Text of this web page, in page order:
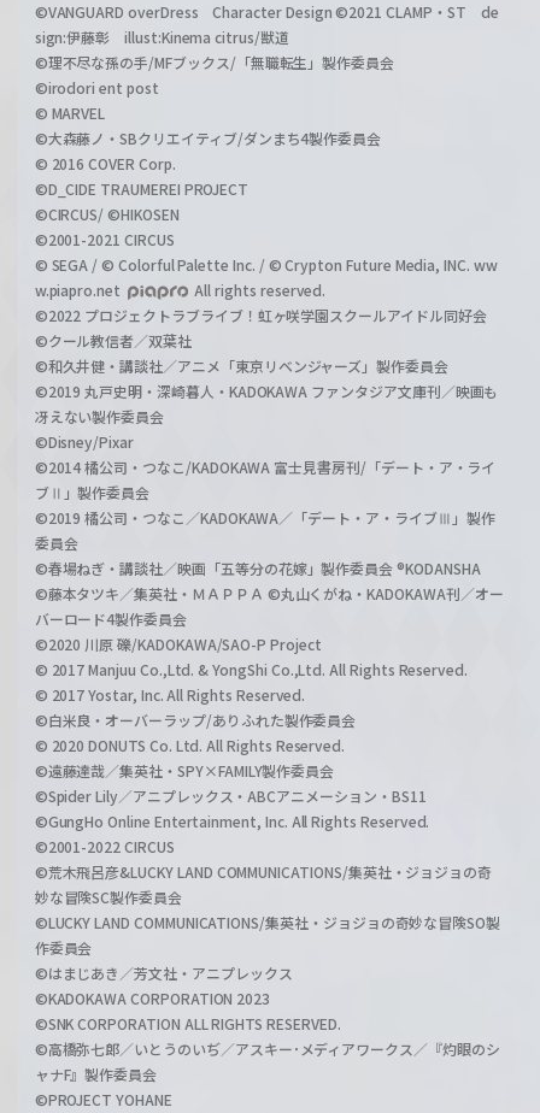
©VANGUARD overDress Character Design ©2021 CLAMP・ST de
sign:伊藤彰 illust:Kinema citrus/獣道
©理不尽な孫の手/MFブックス/「無職転生」製作委員会
©irodori ent post
© MARVEL
©大森藤ノ・SBクリエイティブ/ダンまち4製作委員会
© 2016 COVER Corp.
©D_CIDE TRAUMEREI PROJECT
©CIRCUS/ ©HIKOSEN
©2001-2021 CIRCUS
© SEGA / © Colorful Palette Inc. / © Crypton Future Media, INC. ww
w.piapro.net
All rights reserved.
©2022 プロジェクトラブライブ！虹ヶ咲学園スクールアイドル同好会
©クール教信者／双葉社
©和久井健・講談社／アニメ「東京リベンジャーズ」製作委員会
©2019 丸戸史明・深崎暮人・KADOKAWA ファンタジア文庫刊／映画も
冴えない製作委員会
©Disney/Pixar
©2014 橘公司・つなこ/KADOKAWA 富士見書房刊/「デート・ア・ライ
ブⅡ」製作委員会
©2019 橘公司・つなこ／KADOKAWA／「デート・ア・ライブⅢ」製作
委員会
©春場ねぎ・講談社／映画「五等分の花嫁」製作委員会 ®KODANSHA
©藤本タツキ／集英社・ＭＡＰＰＡ ©丸山くがね・KADOKAWA刊／オー
バーロード4製作委員会
©2020 川原 礫/KADOKAWA/SAO-P Project
© 2017 Manjuu Co.,Ltd. & YongShi Co.,Ltd. All Rights Reserved.
© 2017 Yostar, Inc. All Rights Reserved.
©白米良・オーバーラップ/ありふれた製作委員会
© 2020 DONUTS Co. Ltd. All Rights Reserved.
©遠藤達哉／集英社・SPY×FAMILY製作委員会
©Spider Lily／アニプレックス・ABCアニメーション・BS11
©GungHo Online Entertainment, Inc. All Rights Reserved.
©2001-2022 CIRCUS
©荒木飛呂彦&LUCKY LAND COMMUNICATIONS/集英社・ジョジョの奇
妙な冒険SC製作委員会
©LUCKY LAND COMMUNICATIONS/集英社・ジョジョの奇妙な冒険SO製
作委員会
©はまじあき／芳文社・アニプレックス
©KADOKAWA CORPORATION 2023
©SNK CORPORATION ALL RIGHTS RESERVED.
©高橋弥七郎／いとうのいぢ／アスキー･メディアワークス／『灼眼のシ
ャナF』製作委員会
©PROJECT YOHANE